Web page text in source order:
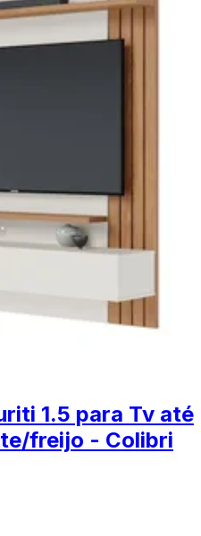
1.5 para Tv até
freijo - Colibri